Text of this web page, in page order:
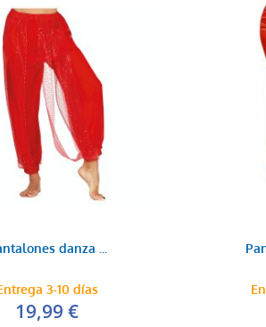
danza ...
3-10 días
19,99 €